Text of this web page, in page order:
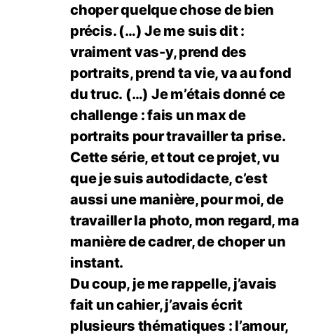
choper quelque chose de bien
précis. (…) Je me suis dit :
vraiment vas-y, prend des
portraits, prend ta vie, va au fond
du truc. (…) Je m’étais donné ce
challenge : fais un max de
portraits pour travailler ta prise.
Cette série, et tout ce projet, vu
que je suis autodidacte, c’est
aussi une manière, pour moi, de
travailler la photo, mon regard, ma
manière de cadrer, de choper un
instant.
Du coup, je me rappelle, j’avais
fait un cahier, j’avais écrit
plusieurs thématiques : l’amour,